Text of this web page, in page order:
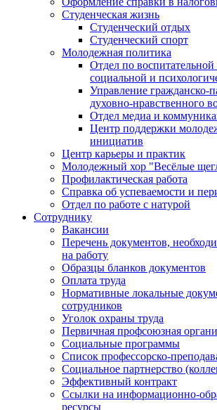
Студенческая жизнь
Студенческий отдых
Студенческий спорт
Молодежная политика
Отдел по воспитательной
социальной и
Управление гражданско-
духовно-нравственного
Отдел медиа и
Центр поддержки
инициатив
Центр карьеры и практик
Молодежный хор "Весёлые
Профилактическая работа
Справка об успеваемости и
Отдел по работе с натурой
Сотруднику
Вакансии
Перечень документов,
на работу
Образцы бланков документов
Оплата труда
Нормативные локальные
сотрудников
Уголок охраны труда
Первичная профсоюзная
Социальные программы
Список профессорско-
Социальное партнерство
Эффективный контракт
Ссылки на информационно-
ресурсы